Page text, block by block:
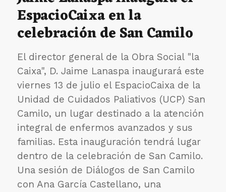
proceso
en
la
vida
consagrada
EspacioCaixa en la
celebración de San Camilo
El director general de la Obra Social "la
Caixa", D. Jaime Lanaspa inaugurará este
viernes 13 de julio el EspacioCaixa de la
Unidad de Cuidados Paliativos (UCP) San
Camilo, un lugar destinado a la atención
integral de enfermos avanzados y sus
familias. Esta inauguración tendrá lugar
dentro de la celebración de San Camilo.
Una sesión de Diálogos de San Camilo
con Ana García Castellano, una